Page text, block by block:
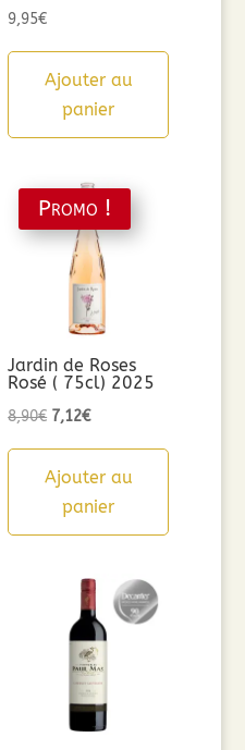
9,95€
Ajouter au
panier
Promo !
Jardin de Roses
Rosé ( 75cl) 2025
8,90€ Le
initial
était :
7,12€Le
actuel
est :
Ajouter au
panier